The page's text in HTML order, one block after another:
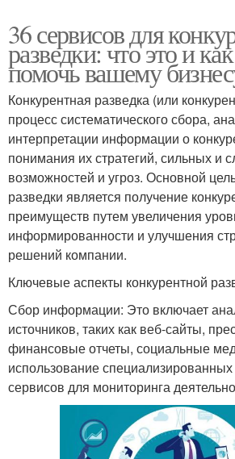
36 сервисов для
разведки: что это и
помочь вашему
Конкурентная разведка (или
процесс систематического сбора,
интерпретации информации о
понимания их стратегий, сильных и
возможностей и угроз. Основной
разведки является получение
преимуществ путем увеличения
информированности и улучшения
решений компании.
Ключевые аспекты конкурентной
Сбор информации: Это включает
источников, таких как веб-сайты,
финансовые отчеты, социальные
использование
сервисов для мониторинга